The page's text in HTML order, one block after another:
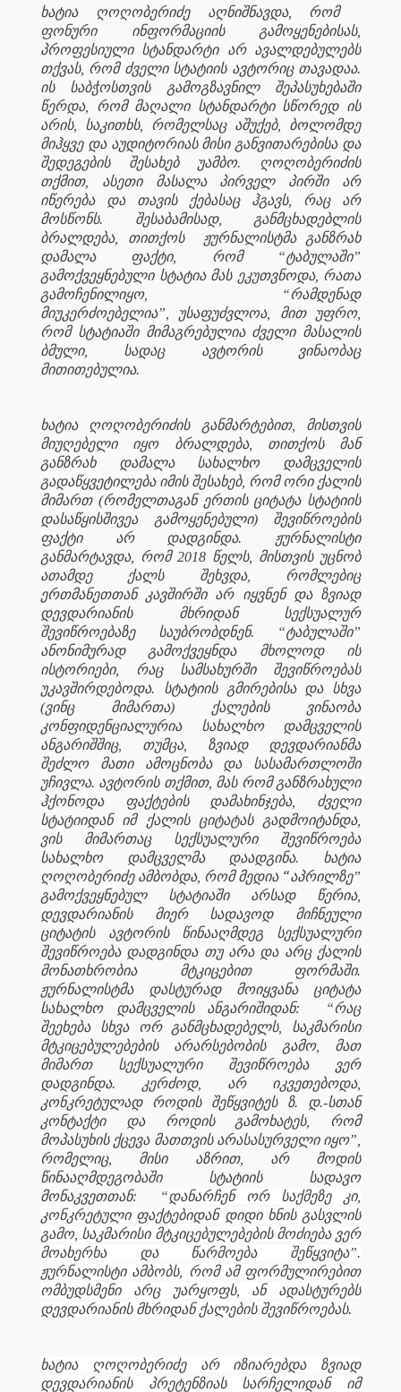
ხატია ღოღობერიძე აღნიშნავდა, რომ
ფონური ინფორმაციის გამოყენებისას,
პროფესიული სტანდარტი არ ავალდებულებს
თქვას, რომ ძველი სტატიის ავტორიც თავადაა.
ის საბჭოსთვის გამოგზავნილ შეპასუხებაში
წერდა, რომ მაღალი სტანდარტი სწორედ ის
არის, საკითხს, რომელსაც აშუქებ, ბოლომდე
მიჰყვე და აუდიტორიას მისი განვითარებისა და
შედეგების შესახებ უამბო. ღოღობერიძის
თქმით, ასეთი მასალა პირველ პირში არ
იწერება და თავის ქებასაც ჰგავს, რაც არ
მოსწონს. შესაბამისად, განმცხადებლის
ბრალდება, თითქოს
ჟურნალისტმა განზრახ
დამალა ფაქტი, რომ “ტაბულაში”
გამოქვეყნებული სტატია მას ეკუთვნოდა, რათა
გამოჩენილიყო, “რამდენად
მიუკერძოებელია”, უსაფუძვლოა, მით უფრო,
რომ სტატიაში მიმაგრებულია ძველი მასალის
ბმული, სადაც ავტორის ვინაობაც
მითითებულია.
ხატია ღოღობერიძის განმარტებით, მისთვის
მიუღებელი იყო ბრალდება, თითქოს მან
განზრახ დამალა სახალხო დამცველის
გადაწყვეტილება იმის შესახებ, რომ ორი ქალის
მიმართ (რომელთაგან ერთის ციტატა სტატიის
დასაწყისშივეა გამოყენებული) შევიწროების
ფაქტი არ დადგინდა. ჟურნალისტი
განმარტავდა, რომ 2018 წელს, მისთვის უცნობ
ათამდე ქალს შეხვდა, რომლებიც
ერთმანეთთან კავშირში არ იყვნენ და ზვიად
დევდარიანის მხრიდან სექსუალურ
შევიწროებაზე საუბრობდნენ. “ტაბულაში”
ანონიმურად გამოქვეყნდა მხოლოდ ის
ისტორიები, რაც სამსახურში შევიწროებას
უკავშირდებოდა. სტატიის გმირებისა და სხვა
(ვინც მიმართა) ქალების ვინაობა
კონფიდენციალურია სახალხო დამცველის
ანგარიშშიც, თუმცა, ზვიად დევდარიანმა
შეძლო მათი ამოცნობა და სასამართლოში
უჩივლა. ავტორის თქმით, მას რომ განზრახული
ჰქონოდა ფაქტების დამახინჯება, ძველი
სტატიიდან იმ ქალის ციტატას გადმოიტანდა,
ვის მიმართაც სექსუალური შევიწროება
სახალხო დამცველმა დაადგინა. ხატია
ღოღობერიძე ამბობდა, რომ მედია “აპრილზე”
გამოქვეყნებულ სტატიაში არსად წერია,
დევდარიანის მიერ სადავოდ მიჩნეული
ციტატის ავტორის წინააღმდეგ სექსუალური
შევიწროება დადგინდა თუ არა და არც ქალის
მონათხრობია მტკიცებით ფორმაში.
ჟურნალისტმა დასტურად მოიყვანა ციტატა
სახალხო დამცველის ანგარიშიდან:
“რაც
შეეხება სხვა ორ განმცხადებელს, საკმარისი
მტკიცებულებების არარსებობის გამო, მათ
მიმართ სექსუალური შევიწროება ვერ
დადგინდა. კერძოდ, არ იკვეთებოდა,
კონკრეტულად როდის შეწყვიტეს ზ. დ.-სთან
კონტაქტი და როდის გამოხატეს, რომ
მოპასუხის ქცევა მათთვის არასასურველი იყო”,
რომელიც, მისი აზრით, არ მოდის
წინააღმდეგობაში სტატიის სადავო
მონაკვეთთან:
“დანარჩენ ორ საქმეზე კი,
კონკრეტული ფაქტებიდან დიდი ხნის გასვლის
გამო, საკმარისი მტკიცებულებების მოძიება ვერ
მოახერხა და წარმოება შეწყვიტა”.
ჟურნალისტი ამბობს, რომ ამ ფორმულირებით
ომბუდსმენი არც უარყოფს, ან ადასტურებს
დევდარიანის მხრიდან ქალების შევიწროებას.
ხატია ღოღობერიძე არ იზიარებდა ზვიად
დევდარიანის პრეტენზიას სარჩელიდან იმ